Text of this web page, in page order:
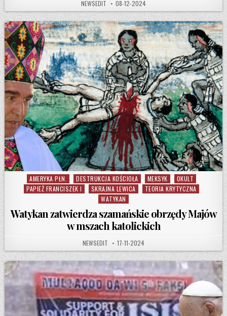
AUTHOR:
NEWSEDIT PUBLISHED DATE:
08-12-2024
Posted in
AMERYKA PŁN. DESTRUKCJA KOŚCIOŁA MEKSYK
OKULT
PAPIEŻ FRANCISZEK I
SKRAJNA LEWICA
TEORIA KRYTYCZNA
WATYKAN
Watykan zatwierdza szamańskie obrzędy Majów
w mszach katolickich
AUTHOR:
NEWSEDIT PUBLISHED DATE:
17-11-2024